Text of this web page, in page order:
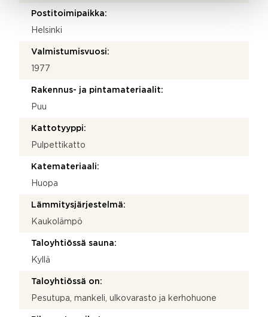
Postitoimipaikka:
Helsinki
Valmistumisvuosi:
1977
Rakennus- ja pintamateriaalit:
Puu
Kattotyyppi:
Pulpettikatto
Katemateriaali:
Huopa
Lämmitysjärjestelmä:
Kaukolämpö
Taloyhtiössä sauna:
Kyllä
Taloyhtiössä on:
Pesutupa, mankeli, ulkovarasto ja kerhohuone